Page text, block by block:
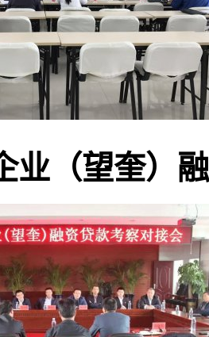
业（望奎）